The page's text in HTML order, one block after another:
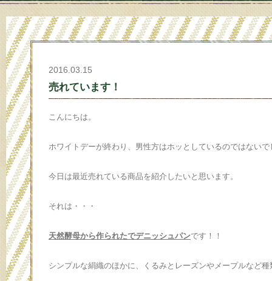
2016.03.15
売れています！
こんにちは。
ホワイトデーが終わり、男性方はホッとしているのではないで
今日は最近売れている商品を紹介したいと思います。
それは・・・
天然酵母から作られたでデニッシュパンです！！
シンプルな絹織のほかに、くるみとレーズンやメープルなど